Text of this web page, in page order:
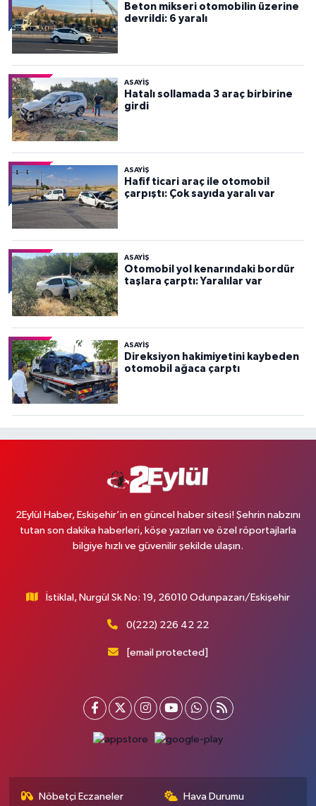
Beton mikseri otomobilin üzerine
devrildi: 6 yaralı
ASAYİŞ
Hatalı sollamada 3 araç birbirine
girdi
ASAYİŞ
Hafif ticari araç ile otomobil
çarpıştı: Çok sayıda yaralı var
ASAYİŞ
Otomobil yol kenarındaki bordür
taşlara çarptı: Yaralılar var
ASAYİŞ
Direksiyon hakimiyetini kaybeden
otomobil ağaca çarptı
2Eylül Haber, Eskişehir’in en güncel haber sitesi! Şehrin nabzını
tutan son dakika haberleri, köşe yazıları ve özel röportajlarla
bilgiye hızlı ve güvenilir şekilde ulaşın.
İstiklal, Nurgül Sk No: 19, 26010 Odunpazarı/Eskişehir
0(222) 226 42 22
[email protected]
Nöbetçi Eczaneler Hava Durumu